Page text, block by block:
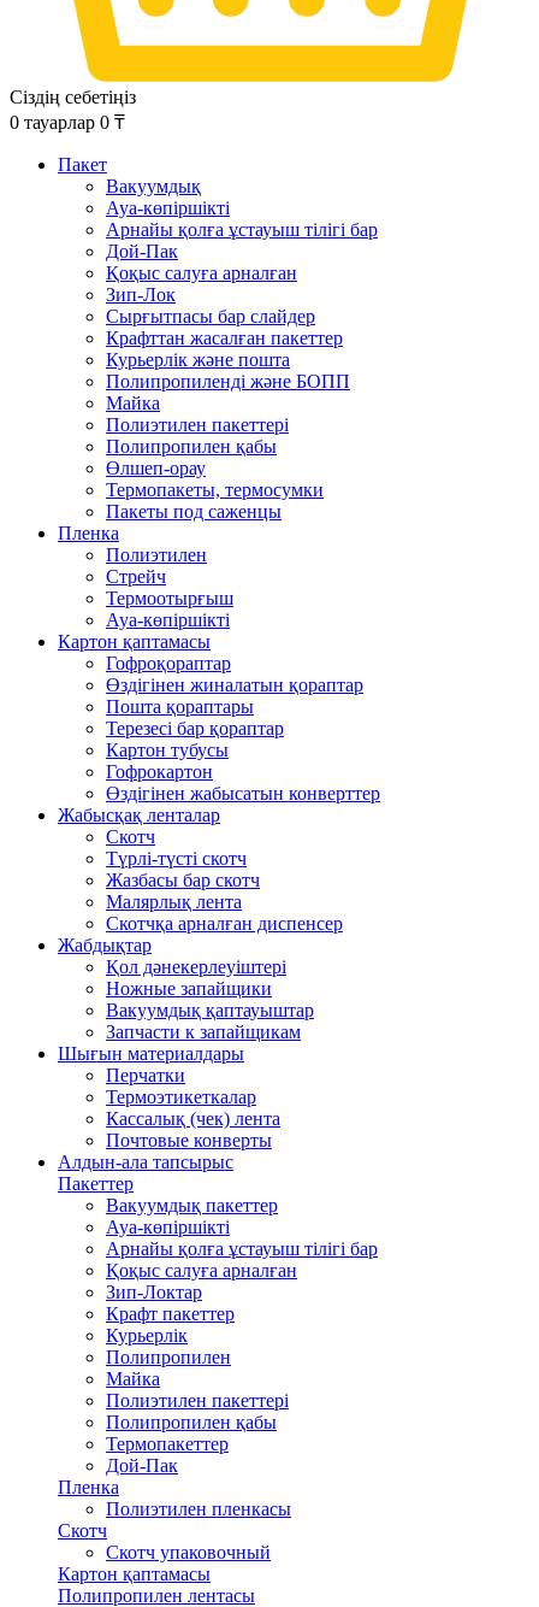
Сіздің себетіңіз
0 тауарлар 0 ₸
Пакет
Вакуумдық
Ауа-көпіршікті
Арнайы қолға ұстауыш тілігі бар
Дой-Пак
Қоқыс салуға арналған
Зип-Лок
Сырғытпасы бар слайдер
Крафттан жасалған пакеттер
Курьерлік және пошта
Полипропиленді және БОПП
Майка
Полиэтилен пакеттері
Полипропилен қабы
Өлшеп-орау
Термопакеты, термосумки
Пакеты под саженцы
Пленка
Полиэтилен
Стрейч
Термоотырғыш
Ауа-көпіршікті
Картон қаптамасы
Гофроқораптар
Өздігінен жиналатын қораптар
Пошта қораптары
Терезесі бар қораптар
Картон тубусы
Гофрокартон
Өздігінен жабысатын конверттер
Жабысқақ ленталар
Скотч
Түрлі-түсті скотч
Жазбасы бар скотч
Малярлық лента
Скотчқа арналған диспенсер
Жабдықтар
Қол дәнекерлеуіштері
Ножные запайщики
Вакуумдық қаптауыштар
Запчасти к запайщикам
Шығын материалдары
Перчатки
Термоэтикеткалар
Кассалық (чек) лента
Почтовые конверты
Алдын-ала тапсырыс
Пакеттер
Вакуумдық пакеттер
Ауа-көпіршікті
Арнайы қолға ұстауыш тілігі бар
Қоқыс салуға арналған
Зип-Локтар
Крафт пакеттер
Курьерлік
Полипропилен
Майка
Полиэтилен пакеттері
Полипропилен қабы
Термопакеттер
Дой-Пак
Пленка
Полиэтилен пленкасы
Скотч
Скотч упаковочный
Картон қаптамасы
Полипропилен лентасы